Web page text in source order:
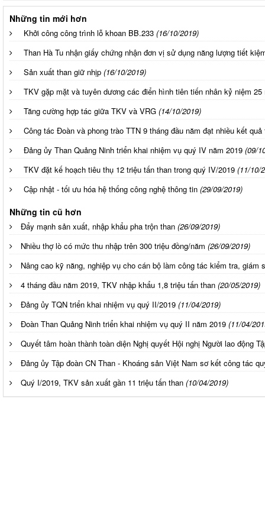
Những tin mới hơn
Khởi công công trình lỗ khoan BB.233 (16/10/2019)
Than Hà Tu nhận giấy chứng nhận đơn vị sử dụng năng lượng tiết
Sản xuất than giữ nhịp (16/10/2019)
TKV gặp mặt và tuyên dương các điển hình tiên tiến nhân kỷ niệm 25
Tăng cường hợp tác giữa TKV và VRG (14/10/2019)
Công tác Đoàn và phong trào TTN 9 tháng đầu năm đạt nhiều kết
Đảng ủy Than Quảng Ninh triển khai nhiệm vụ quý IV năm 2019 (09/
TKV đặt kế hoạch tiêu thụ 12 triệu tấn than trong quý IV/2019 (11/10/
Cập nhật - tối ưu hóa hệ thống công nghệ thông tin (29/09/2019)
Những tin cũ hơn
Đẩy mạnh sản xuất, nhập khẩu pha trộn than (26/09/2019)
Nhiều thợ lò có mức thu nhập trên 300 triệu đồng/năm (26/09/2019)
Nâng cao kỹ năng, nghiệp vụ cho cán bộ làm công tác kiểm tra, giám
4 tháng đầu năm 2019, TKV nhập khẩu 1,8 triệu tấn than (20/05/2019)
Đảng ủy TQN triển khai nhiệm vụ quý II/2019 (11/04/2019)
Đoàn Than Quảng Ninh triển khai nhiệm vụ quý II năm 2019 (11/04/
Quyết tâm hoàn thành toàn diện Nghị quyết Hội nghị Người lao động
Đảng ủy Tập đoàn CN Than - Khoáng sản Việt Nam sơ kết công tác
Quý I/2019, TKV sản xuất gần 11 triệu tấn than (10/04/2019)